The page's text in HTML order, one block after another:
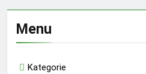
Menu
Kategorie